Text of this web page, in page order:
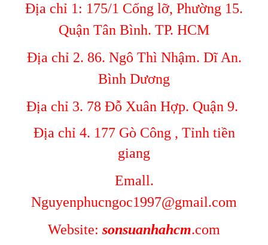
Địa chỉ 1: 175/1 Cống lỡ, Phường 15.
Quận Tân Bình. TP. HCM
Địa chỉ 2. 86. Ngô Thì Nhậm. Dĩ An.
Bình Dương
Địa chỉ 3. 78 Đỗ Xuân Hợp. Quận 9.
Địa chỉ 4. 177 Gò Công , Tỉnh tiền
giang
Emall.
Nguyenphucngoc1997@gmail.com
Website: sonsuanhahcm.com